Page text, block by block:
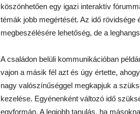
köszönhetően egy igazi interaktív
témák jobb megértését. Az idő
megbeszélésére lehetőség, de a
A családon belüli kommunikációban
vajon a másik fél azt és úgy értette,
nagy valószínűséggel megkapjuk a
kezelése. Egyénenként változó idő
egyformán. A legjobb tanulás, ha